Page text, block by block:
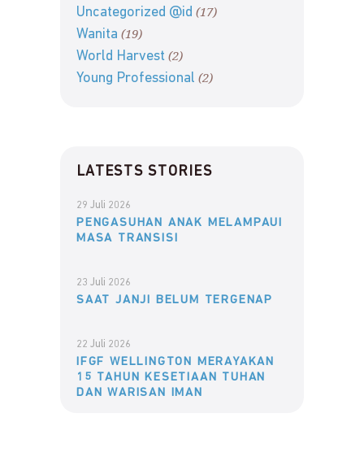
Uncategorized @id (17)
Wanita (19)
World Harvest (2)
Young Professional (2)
LATESTS STORIES
29 Juli 2026
PENGASUHAN ANAK MELAMPAUI
MASA TRANSISI
23 Juli 2026
SAAT JANJI BELUM TERGENAP
22 Juli 2026
IFGF WELLINGTON MERAYAKAN
15 TAHUN KESETIAAN TUHAN
DAN WARISAN IMAN